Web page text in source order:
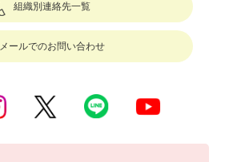
組織別連絡先一覧
メールでのお問い合わせ